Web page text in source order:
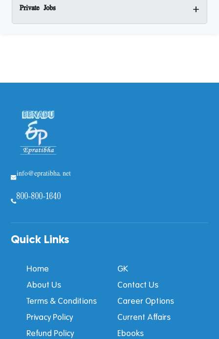
Private Jobs +
info@epratibha.net
800-800-1640
Quick Links
Home
GK
About Us
Contact Us
Terms & Conditions
Career Options
Privacy Policy
Current Affairs
Refund Policy
Ebooks